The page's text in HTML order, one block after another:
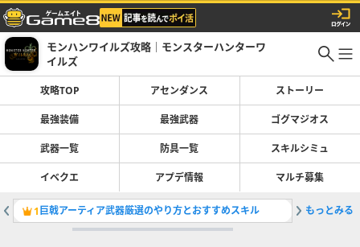
モンハンワイルズ攻略｜モンスターハンターワ
イルズ
攻略TOP アセンダンス ストーリー
最強装備 最強武器 ゴグマジオス
武器一覧 防具一覧 スキルシミュ
イベクエ アプデ情報 マルチ募集
1巨戟アーティア武器厳選のやり方とおすすめスキル 2黒蝕一
もっとみる